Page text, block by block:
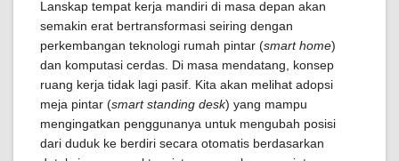
Lanskap tempat kerja mandiri di masa depan akan
semakin erat bertransformasi seiring dengan
perkembangan teknologi rumah pintar (smart home)
dan komputasi cerdas. Di masa mendatang, konsep
ruang kerja tidak lagi pasif. Kita akan melihat adopsi
meja pintar (smart standing desk) yang mampu
mengingatkan penggunanya untuk mengubah posisi
dari duduk ke berdiri secara otomatis berdasarkan